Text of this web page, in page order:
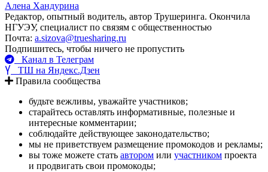
Алена Хандурина
Редактор, опытный водитель, автор Трушеринга. Окончила
НГУЭУ, специалист по связям с общественностью
Почта: a.sizova@truesharing.ru
Подпишитесь, чтобы ничего не пропустить
Канал в Телеграм
ТШ на Яндекс.Дзен
Правила сообщества
будьте вежливы, уважайте участников;
старайтесь оставлять информативные, полезные и
интересные комментарии;
соблюдайте действующее законодательство;
мы не приветствуем размещение промокодов и рекламы;
вы тоже можете стать автором или участником проекта
и продвигать свои промокоды;